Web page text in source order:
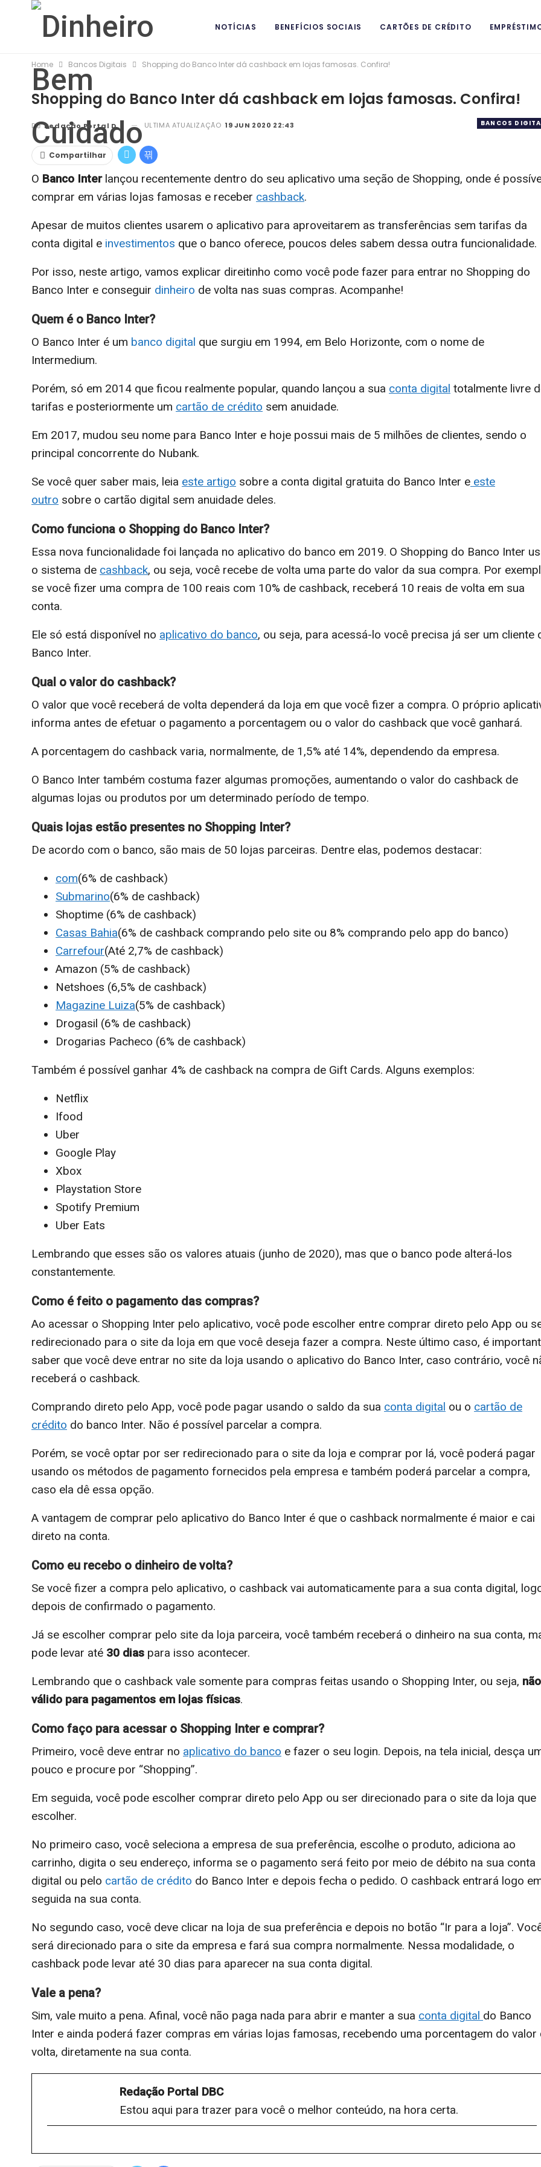
NOTÍCIAS BENEFÍCIOS SOCIAIS CARTÕES DE CRÉDITO
Home Bancos Digitais Shopping do Banco Inter dá cashback em lojas famosas. Confira!
Shopping do Banco Inter dá cashback em lojas famosas. Confira!
BANCOS
DeRedação Portal DBC ULTIMA ATUALIZAÇÃO 19 JUN 2020 22:43
Compartilhar
O Banco Interlançou recentemente dentro do seu aplicativo uma seção de Shopping, onde é
comprar em várias lojas famosas e receber cashback.
Apesar de muitos clientes usarem o aplicativo para aproveitarem as transferências sem tarifas da
conta digital e investimentos que o banco oferece, poucos deles sabem dessa outra funcionalidade.
Por isso, neste artigo, vamos explicar direitinho como você pode fazer para entrar no Shopping do
Banco Inter e conseguir dinheiro de volta nas suas compras. Acompanhe!
Quem é o Banco Inter?
O Banco Inter é um banco digital que surgiu em 1994, em Belo Horizonte, com o nome de
Intermedium.
Porém, só em 2014 que ficou realmente popular, quando lançou a sua conta digital totalmente livre
tarifas e posteriormente um cartão de crédito sem anuidade.
Em 2017, mudou seu nome para Banco Inter e hoje possui mais de 5 milhões de clientes, sendo o
principal concorrente do Nubank.
Se você quer saber mais, leia este artigo sobre a conta digital gratuita do Banco Inter e este
outro sobre o cartão digital sem anuidade deles.
Como funciona o Shopping do Banco Inter?
Essa nova funcionalidade foi lançada no aplicativo do banco em 2019. O Shopping do Banco Inter
o sistema de cashback, ou seja, você recebe de volta uma parte do valor da sua compra. Por
se você fizer uma compra de 100 reais com 10% de cashback, receberá 10 reais de volta em sua
conta.
Ele só está disponível no aplicativo do banco, ou seja, para acessá-lo você precisa já ser um cliente
Banco Inter.
Qual o valor do cashback?
O valor que você receberá de volta dependerá da loja em que você fizer a compra. O próprio
informa antes de efetuar o pagamento a porcentagem ou o valor do cashback que você ganhará.
A porcentagem do cashback varia, normalmente, de 1,5% até 14%, dependendo da empresa.
O Banco Inter também costuma fazer algumas promoções, aumentando o valor do cashback de
algumas lojas ou produtos por um determinado período de tempo.
Quais lojas estão presentes no Shopping Inter?
De acordo com o banco, são mais de 50 lojas parceiras. Dentre elas, podemos destacar:
com(6% de cashback)
Submarino(6% de cashback)
Shoptime (6% de cashback)
Casas Bahia(6% de cashback comprando pelo site ou 8% comprando pelo app do banco)
Carrefour(Até 2,7% de cashback)
Amazon (5% de cashback)
Netshoes (6,5% de cashback)
Magazine Luiza(5% de cashback)
Drogasil (6% de cashback)
Drogarias Pacheco (6% de cashback)
Também é possível ganhar 4% de cashback na compra de Gift Cards. Alguns exemplos:
Netflix
Ifood
Uber
Google Play
Xbox
Playstation Store
Spotify Premium
Uber Eats
Lembrando que esses são os valores atuais (junho de 2020), mas que o banco pode alterá-los
constantemente.
Como é feito o pagamento das compras?
Ao acessar o Shopping Inter pelo aplicativo, você pode escolher entre comprar direto pelo App ou
redirecionado para o site da loja em que você deseja fazer a compra. Neste último caso, é
saber que você deve entrar no site da loja usando o aplicativo do Banco Inter, caso contrário, você
receberá o cashback.
Comprando direto pelo App, você pode pagar usando o saldo da sua conta digital ou o cartão de
crédito do banco Inter. Não é possível parcelar a compra.
Porém, se você optar por ser redirecionado para o site da loja e comprar por lá, você poderá pagar
usando os métodos de pagamento fornecidos pela empresa e também poderá parcelar a compra,
caso ela dê essa opção.
A vantagem de comprar pelo aplicativo do Banco Inter é que o cashback normalmente é maior e cai
direto na conta.
Como eu recebo o dinheiro de volta?
Se você fizer a compra pelo aplicativo, o cashback vai automaticamente para a sua conta digital,
depois de confirmado o pagamento.
Já se escolher comprar pelo site da loja parceira, você também receberá o dinheiro na sua conta,
pode levar até 30 dias para isso acontecer.
Lembrando que o cashback vale somente para compras feitas usando o Shopping Inter, ou seja,
válido para pagamentos em lojas físicas.
Como faço para acessar o Shopping Inter e comprar?
Primeiro, você deve entrar no aplicativo do banco e fazer o seu login. Depois, na tela inicial, desça
pouco e procure por “Shopping”.
Em seguida, você pode escolher comprar direto pelo App ou ser direcionado para o site da loja que
escolher.
No primeiro caso, você seleciona a empresa de sua preferência, escolhe o produto, adiciona ao
carrinho, digita o seu endereço, informa se o pagamento será feito por meio de débito na sua conta
digital ou pelo cartão de crédito do Banco Inter e depois fecha o pedido. O cashback entrará logo
seguida na sua conta.
No segundo caso, você deve clicar na loja de sua preferência e depois no botão “Ir para a loja”.
será direcionado para o site da empresa e fará sua compra normalmente. Nessa modalidade, o
cashback pode levar até 30 dias para aparecer na sua conta digital.
Vale a pena?
Sim, vale muito a pena. Afinal, você não paga nada para abrir e manter a sua conta digital do Banco
Inter e ainda poderá fazer compras em várias lojas famosas, recebendo uma porcentagem do valor
volta, diretamente na sua conta.
Redação Portal DBC
Estou aqui para trazer para você o melhor conteúdo, na hora certa.